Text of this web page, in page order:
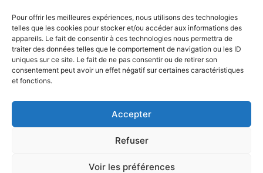
Pour offrir les meilleures expériences, nous utilisons des technologies
telles que les cookies pour stocker et/ou accéder aux informations des
appareils. Le fait de consentir à ces technologies nous permettra de
traiter des données telles que le comportement de navigation ou les ID
uniques sur ce site. Le fait de ne pas consentir ou de retirer son
consentement peut avoir un effet négatif sur certaines caractéristiques
et fonctions.
Accepter
Refuser
Voir les préférences
Prendre contact
Rendez-vous